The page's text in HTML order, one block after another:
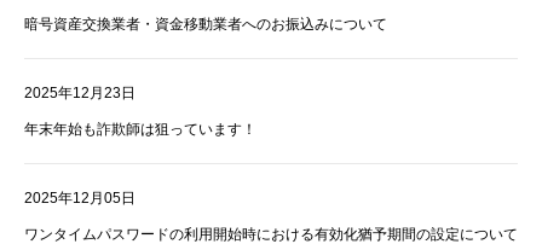
暗号資産交換業者・資金移動業者へのお振込みについて
2025年12月23日
年末年始も詐欺師は狙っています！
2025年12月05日
ワンタイムパスワードの利用開始時における有効化猶予期間の設定について